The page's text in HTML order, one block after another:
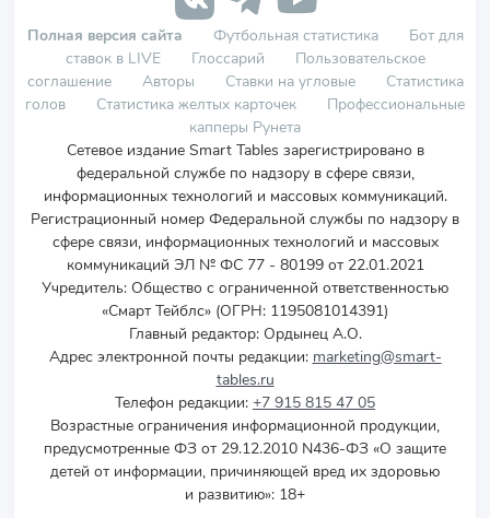
Полная версия сайта Футбольная статистика
Бот для
ставок в LIVE
Глоссарий
Пользовательское
соглашение
Авторы Ставки на угловые
Статистика
голов
Статистика желтых карточек
Профессиональные
капперы Рунета
Сетевое издание Smart Tables зарегистрировано в
федеральной службе по надзору в сфере связи,
информационных технологий и массовых коммуникаций.
Регистрационный номер Федеральной службы по надзору в
сфере связи, информационных технологий и массовых
коммуникаций ЭЛ № ФС 77 - 80199 от 22.01.2021
Учредитель: Общество с ограниченной ответственностью
«Смарт Тейблс» (ОГРН: 1195081014391)
Главный редактор: Ордынец А.О.
Адрес электронной почты редакции: marketing@smart-
tables.ru
Телефон редакции: +7 915 815 47 05
Возрастные ограничения информационной продукции,
предусмотренные ФЗ от 29.12.2010 N436-ФЗ «О защите
детей от информации, причиняющей вред их здоровью
и развитию»: 18+